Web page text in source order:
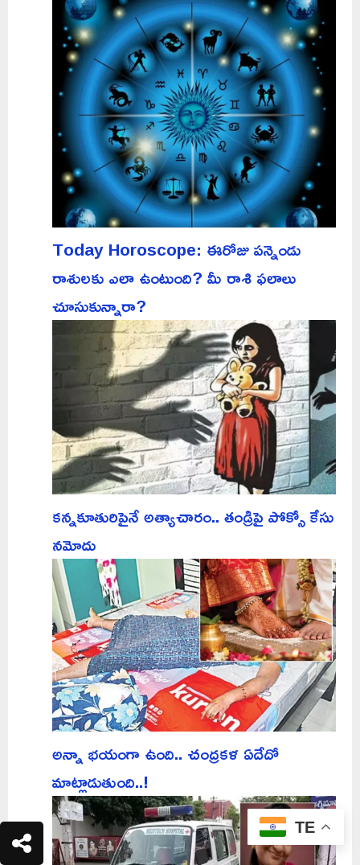
Today Horoscope: ఈరోజు పన్నెండు
రాశులకు ఎలా ఉంటుంది? మీ రాశి ఫలాలు
చూసుకున్నారా?
కన్నకూతురిపైనే అత్యాచారం.. తండ్రిపై పోక్సో కేసు
నమోదు
అన్నా భయంగా ఉంది.. చంద్రకళ ఏదేదో
మాట్లాడుతుంది..!
TE